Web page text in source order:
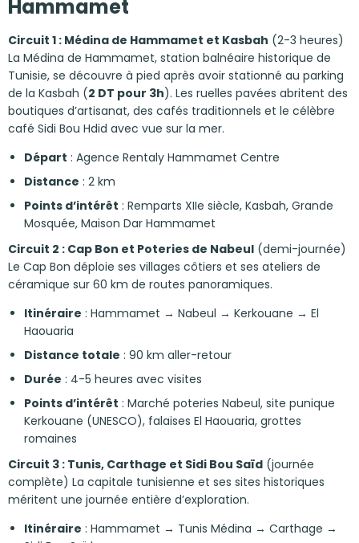
Hammamet
Circuit 1 : Médina de Hammamet et Kasbah (2-3 heures)
La Médina de Hammamet, station balnéaire historique de
Tunisie, se découvre à pied après avoir stationné au parking
de la Kasbah (2 DT pour 3h). Les ruelles pavées abritent des
boutiques d’artisanat, des cafés traditionnels et le célèbre
café Sidi Bou Hdid avec vue sur la mer.
Départ : Agence Rentaly Hammamet Centre
Distance : 2 km
Points d’intérêt : Remparts XIIe siècle, Kasbah, Grande
Mosquée, Maison Dar Hammamet
Circuit 2 : Cap Bon et Poteries de Nabeul (demi-journée)
Le Cap Bon déploie ses villages côtiers et ses ateliers de
céramique sur 60 km de routes panoramiques.
Itinéraire : Hammamet → Nabeul → Kerkouane → El
Haouaria
Distance totale : 90 km aller-retour
Durée : 4-5 heures avec visites
Points d’intérêt : Marché poteries Nabeul, site punique
Kerkouane (UNESCO), falaises El Haouaria, grottes
romaines
Circuit 3 : Tunis, Carthage et Sidi Bou Saïd (journée
complète) La capitale tunisienne et ses sites historiques
méritent une journée entière d’exploration.
Itinéraire : Hammamet → Tunis Médina → Carthage →